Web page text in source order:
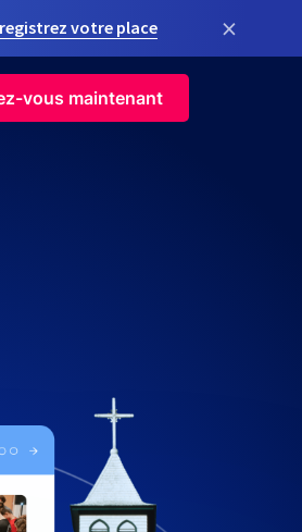
votre place ×
vous maintenant